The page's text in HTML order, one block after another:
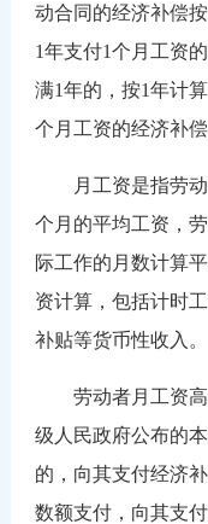
动合同的经济补偿
1年支付1个月工资
满1年的，按1年计
个月工资的经济补偿
月工资是指劳动
个月的平均工资，
际工作的月数计算
资计算，包括计时
补贴等货币性收入。
劳动者月工资高
级人民政府公布的
的，向其支付经济
数额支付，向其支